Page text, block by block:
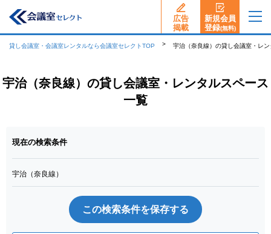
広告
揭載
新規会員
登録(無料)
貸し会議室・会議室レンタルなら会議室セレクトTOP 宇治（奈良線）の貸し会議室・レ
宇治（奈良線）の貸し会議室・レンタルスペース
一覧
現在の検索条件
宇治（奈良線）
この検索条件を保存する